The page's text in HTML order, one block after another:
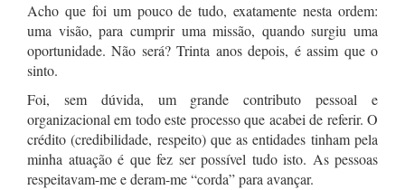
Acho que foi um pouco de tudo, exatamente nesta ordem:
uma visão, para cumprir uma missão, quando surgiu uma
oportunidade. Não será? Trinta anos depois, é assim que o
sinto.
Foi, sem dúvida, um grande contributo pessoal e
organizacional em todo este processo que acabei de referir. O
crédito (credibilidade, respeito) que as entidades tinham pela
minha atuação é que fez ser possível tudo isto. As pessoas
respeitavam-me e deram-me “corda” para avançar.